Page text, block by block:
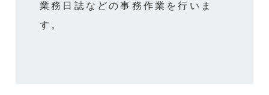
業務日誌などの事務作業を行いま
す。